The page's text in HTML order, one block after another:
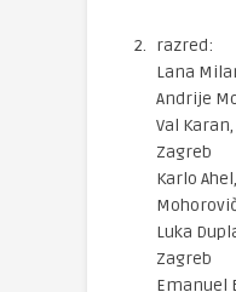
razred:
Lana
Andrije
Val
Zagreb
Karlo
Luka
Zagreb
Emanuel